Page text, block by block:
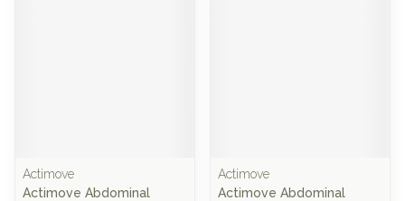
Actimove
Actimove Abdominal
Actimove
Actimove Abdominal